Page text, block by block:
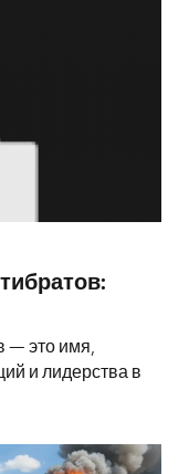
— это имя,
и лидерства в